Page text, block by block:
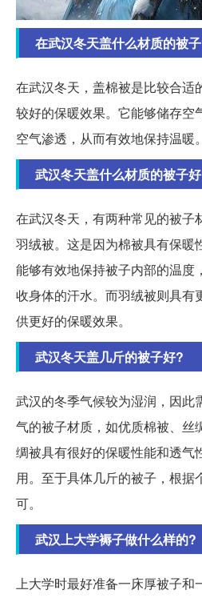
在武汉冬天盖什么材质的被
在武汉冬天，盖棉被是比较合适
较好的保暖效果。它能够储存空
空气渗透，从而有效地保持温暖。
武汉冬天盖什么材质的被子
在武汉冬天，有两种常见的被子
羽绒被。这是因为棉被具有保暖
能够有效地保持被子内部的温度
收身体的汗水。而羽绒被则具有
供更好的保暖效果。
武汉冬天盖几斤的被子好?
武汉的冬季气候较为湿润，因此
气的被子材质，如优质棉被、丝
绸被具有很好的保暖性能和透气
用。至于具体几斤的被子，根据
可。
武汉上大学褥子做什么样的?
上大学时最好准备一床厚被子和